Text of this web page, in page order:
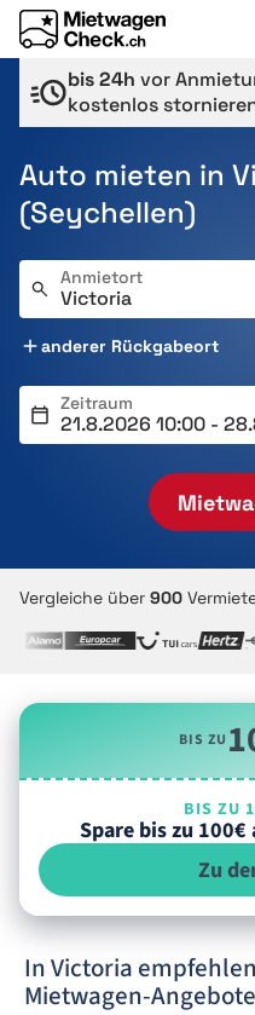
bis 24h vor
kostenlos
Auto mieten in
(Seychellen)
Anmietort
anderer Rückgabeort
Zeitraum
Vergleiche über 900
BIS ZU
BIS ZU
Spare bis zu
Zu
In Victoria
Mietwagen-Angebote